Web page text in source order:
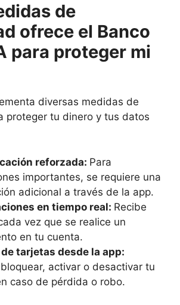
de
ofrece el Banco
para proteger mi
diversas medidas de
proteger tu dinero y tus datos
reforzada: Para
importantes, se requiere una
adicional a través de la app.
en tiempo real: Recibe
vez que se realice un
en tu cuenta.
tarjetas desde la app:
activar o desactivar tu
caso de pérdida o robo.